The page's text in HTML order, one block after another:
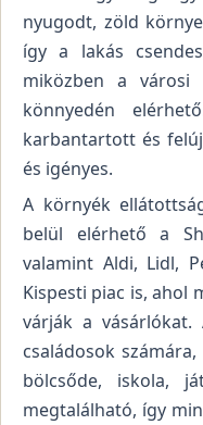
nyugodt, zöld
így a lakás
miközben a városi
könnyedén
karbantartott és
és igényes.
A környék
belül elérhető a
valamint Aldi, Lidl,
Kispesti piac is, ahol
várják a vásárlókat.
családosok
bölcsőde, iskola,
megtalálható, így